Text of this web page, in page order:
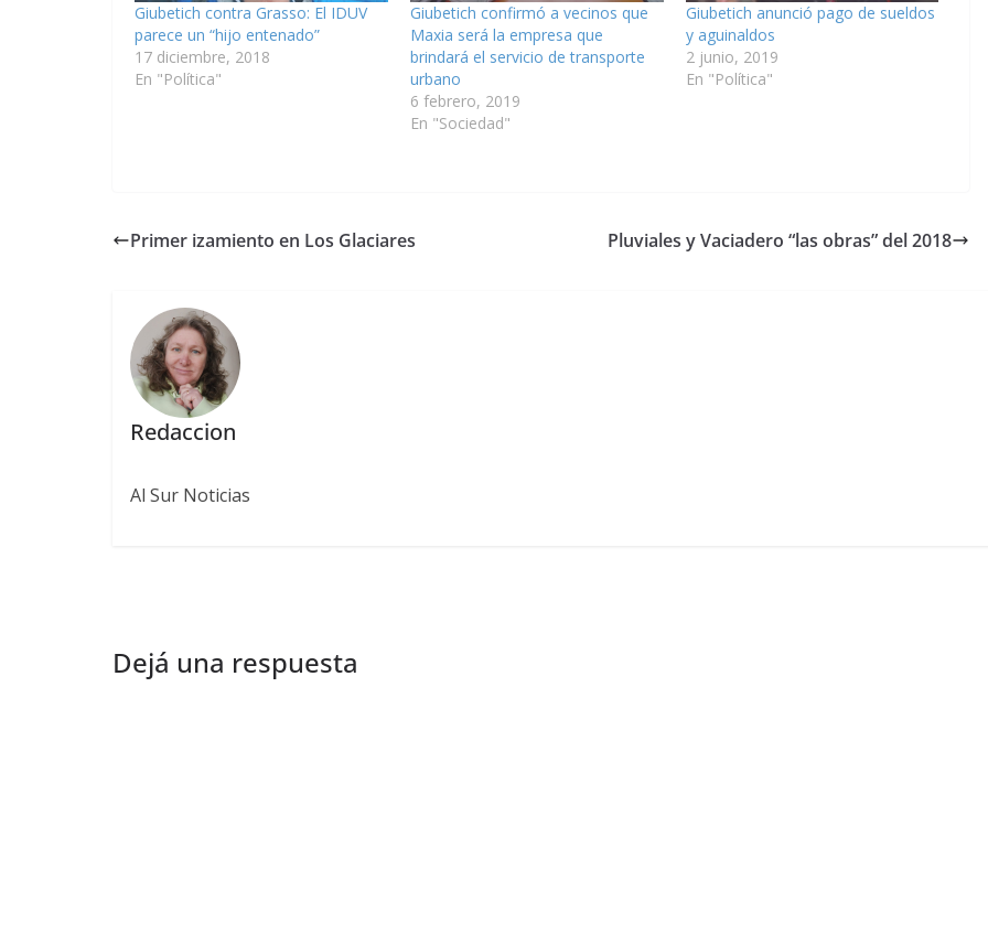
Giubetich contra Grasso: El IDUV
parece un “hijo entenado”
17 diciembre, 2018
En "Política"
Giubetich confirmó a vecinos que
Maxia será la empresa que
brindará el servicio de transporte
urbano
6 febrero, 2019
En "Sociedad"
Giubetich anunció pago de sueldos
y aguinaldos
2 junio, 2019
En "Política"
Primer izamiento en Los Glaciares Pluviales y Vaciadero “las obras” del 2018
Redaccion
Al Sur Noticias
Dejá una respuesta